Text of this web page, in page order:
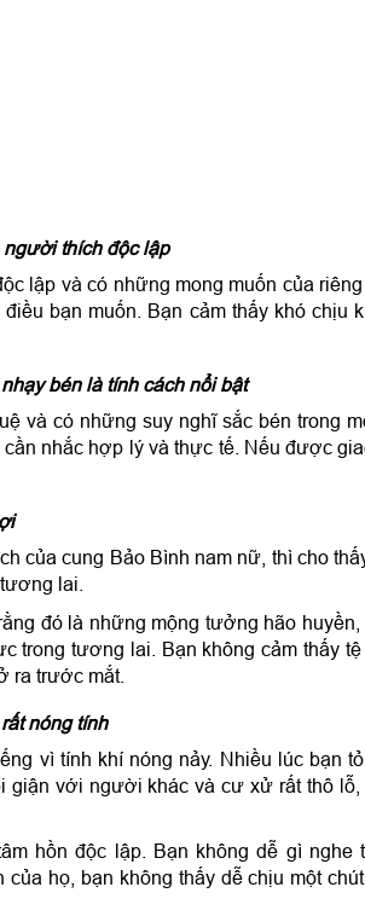
người thích độc lập
lập và có những mong muốn của
bạn muốn. Bạn cảm thấy khó chịu
bén là tính cách nổi bật
và có những suy nghĩ sắc bén trong
nhắc hợp lý và thực tế. Nếu được
của cung Bảo Bình nam nữ, thì cho
lai.
đó là những mộng tưởng hão
trong tương lai. Bạn không cảm thấy
ra trước mắt.
nóng tính
vì tính khí nóng nảy. Nhiều lúc bạn
giận với người khác và cư xử rất thô
hồn độc lập. Bạn không dễ gì
của họ, bạn không thấy dễ chịu một